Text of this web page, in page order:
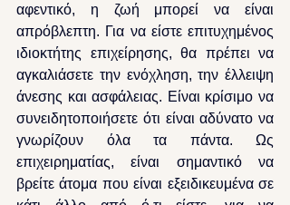
αφεντικό, η ζωή μπορεί να είναι
απρόβλεπτη. Για να είστε επιτυχημένος
ιδιοκτήτης επιχείρησης, θα πρέπει να
αγκαλιάσετε την ενόχληση, την έλλειψη
άνεσης και ασφάλειας. Είναι κρίσιμο να
συνειδητοποιήσετε ότι είναι αδύνατο να
γνωρίζουν όλα τα πάντα. Ως
επιχειρηματίας, είναι σημαντικό να
βρείτε άτομα που είναι εξειδικευμένα σε